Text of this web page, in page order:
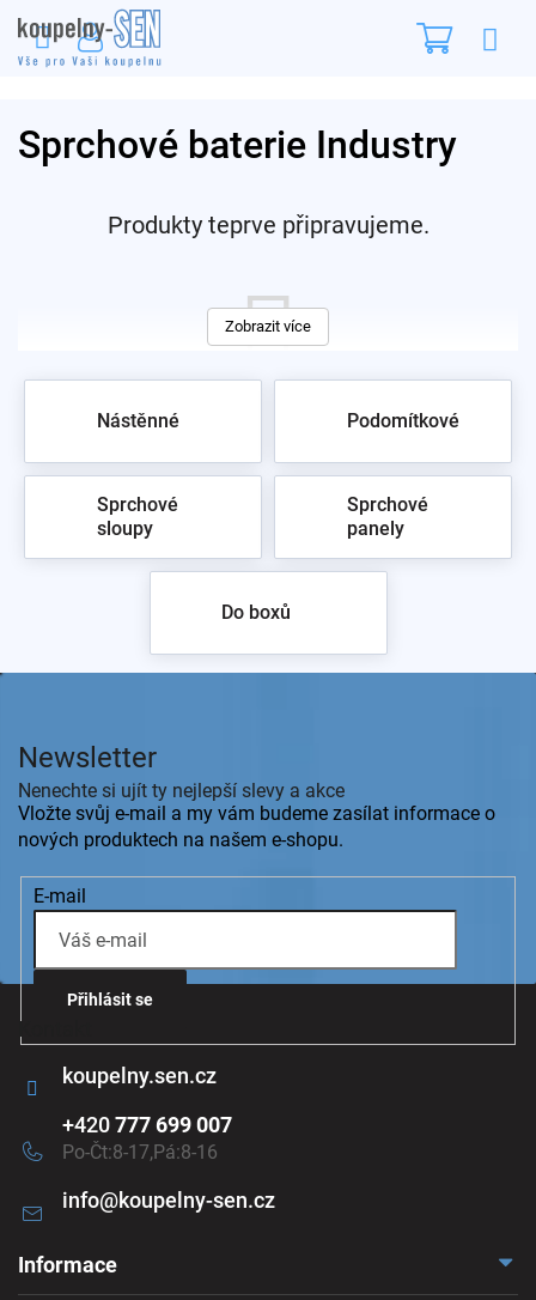
na
obsah
Sprchové baterie Industry
Produkty teprve připravujeme.
Zobrazit více
Nástěnné Podomítkové
Sprchové
sloupy
Sprchové
panely
Do boxů
Z
Kontakt
info@koupelny-sen.cz
+420777 699 007
Po-Čt:8-17,Pá:8-16
koupelny.sen.cz
Informace
Newsletter
Nenechte si ujít ty nejlepší slevy a akce
Vložte svůj e-mail a my vám budeme zasílat informace o
nových produktech na našem e-shopu.
E-mail
Přihlásit se